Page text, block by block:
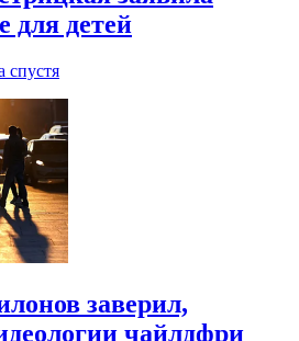
для детей
спустя
заверил,
чайлдфри